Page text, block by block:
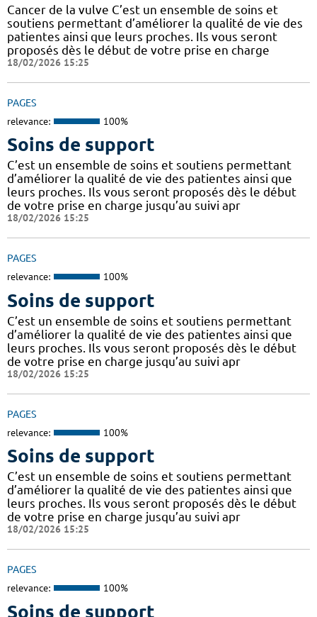
Cancer de la vulve C’est un ensemble de soins et
soutiens permettant d’améliorer la qualité de vie des
patientes ainsi que leurs proches. Ils vous seront
proposés dès le début de votre prise en charge
18/02/2026 15:25
PAGES
relevance: 100%
Soins de support
C’est un ensemble de soins et soutiens permettant
d’améliorer la qualité de vie des patientes ainsi que
leurs proches. Ils vous seront proposés dès le début
de votre prise en charge jusqu’au suivi apr
18/02/2026 15:25
PAGES
relevance: 100%
Soins de support
C’est un ensemble de soins et soutiens permettant
d’améliorer la qualité de vie des patientes ainsi que
leurs proches. Ils vous seront proposés dès le début
de votre prise en charge jusqu’au suivi apr
18/02/2026 15:25
PAGES
relevance: 100%
Soins de support
C’est un ensemble de soins et soutiens permettant
d’améliorer la qualité de vie des patientes ainsi que
leurs proches. Ils vous seront proposés dès le début
de votre prise en charge jusqu’au suivi apr
18/02/2026 15:25
PAGES
relevance: 100%
Soins de support